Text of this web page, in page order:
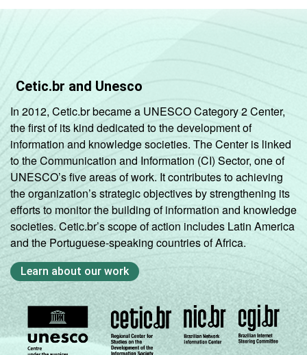
Cetic.br and Unesco
In 2012, Cetic.br became a UNESCO Category 2 Center,
the first of its kind dedicated to the development of
information and knowledge societies. The Center is linked
to the Communication and Information (CI) Sector, one of
UNESCO’s five areas of work. It contributes to achieving
the organization’s strategic objectives by strengthening its
efforts to monitor the building of information and knowledge
societies. Cetic.br’s scope of action includes Latin America
and the Portuguese-speaking countries of Africa.
Learn about our work